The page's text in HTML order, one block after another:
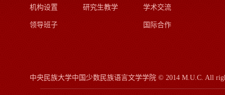
机构设置
领导班子
研究生教学 学术交流
国际合作
中央民族大学中国少数民族语言文学学院 © 2014